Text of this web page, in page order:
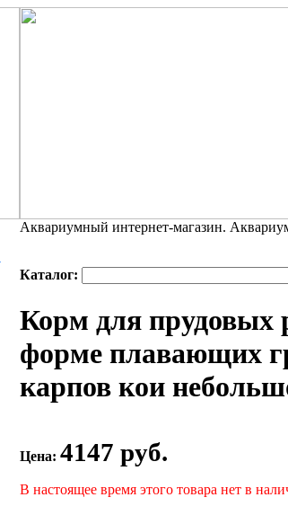
Аквариумный интернет-магазин.
Каталог:
Корм для прудовых
форме плавающих
карпов кои
Цена: 4147 руб.
В настоящее время этого товара нет в